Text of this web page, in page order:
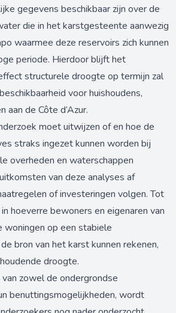
gegevens beschikbaar zijn over de
die in het karstgesteente aanwezig
waarmee deze reservoirs zich kunnen
periode. Hierdoor blijft het
structurele droogte op termijn zal
voor huishoudens,
aan de Côte d’Azur.
moet uitwijzen of en hoe de
straks ingezet kunnen worden bij
overheden en waterschappen
van deze analyses af
of investeringen volgen. Tot
hoeverre bewoners en eigenaren van
op een stabiele
bron van het karst kunnen rekenen,
droogte.
zowel de ondergrondse
benuttingsmogelijkheden, wordt